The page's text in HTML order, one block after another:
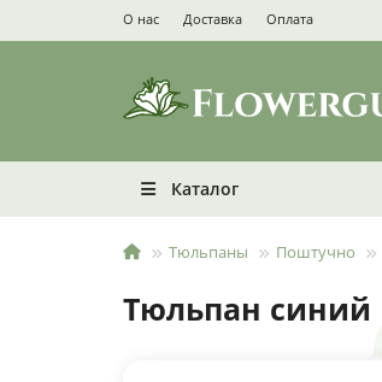
О нас Доставка Оплата
Каталог
Тюльпаны Поштучно
Тюльпан синий